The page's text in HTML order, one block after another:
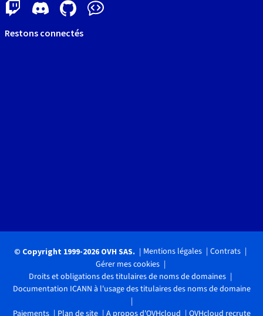
Restons connectés
© Copyright 1999-2026 OVH SAS. Mentions légales
Contrats
Gérer mes cookies
Droits et obligations des titulaires de noms de domaines
Documentation ICANN à l'usage des titulaires des noms de domaine
Paiements Plan de site A propos d'OVHcloud OVHcloud recrute